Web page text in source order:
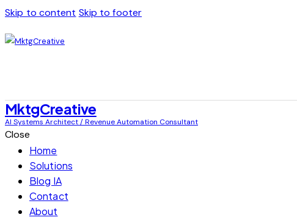
Skip to content Skip to footer
MktgCreative
AI Systems Architect / Revenue Automation Consultant
Close
Home
Solutions
Blog IA
Contact
About